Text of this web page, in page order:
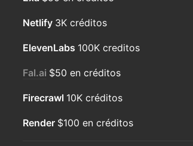
Netlify 3K créditos
ElevenLabs 100K creditos
Fal.ai $50 en créditos
Firecrawl 10K créditos
Render $100 en créditos